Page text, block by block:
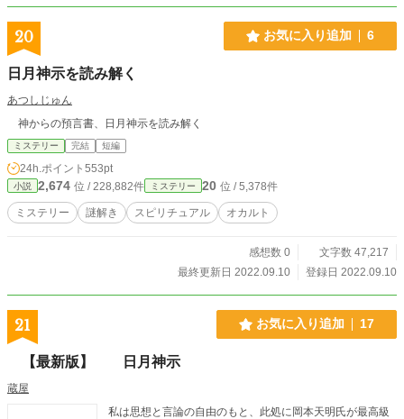
20 お気に入り追加 6
日月神示を読み解く
あつしじゅん
神からの預言書、日月神示を読み解く
ミステリー 完結 短編
24h.ポイント 553pt
小説 2,674 位 / 228,882件 ミステリー 20 位 / 5,378件
ミステリー 謎解き スピリチュアル オカルト
感想数 0
文字数 47,217
最終更新日 2022.09.10
登録日 2022.09.10
21 お気に入り追加 17
【最新版】 日月神示
蔵屋
私は思想と言論の自由のもと、此処に岡本天明氏が最高級